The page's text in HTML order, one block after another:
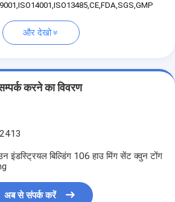
और देखो
करने का विवरण
इंडस्ट्रियल बिल्डिंग 106 हाउ मिंग सेंट क्वुन टोंग
अब से संपर्क करें